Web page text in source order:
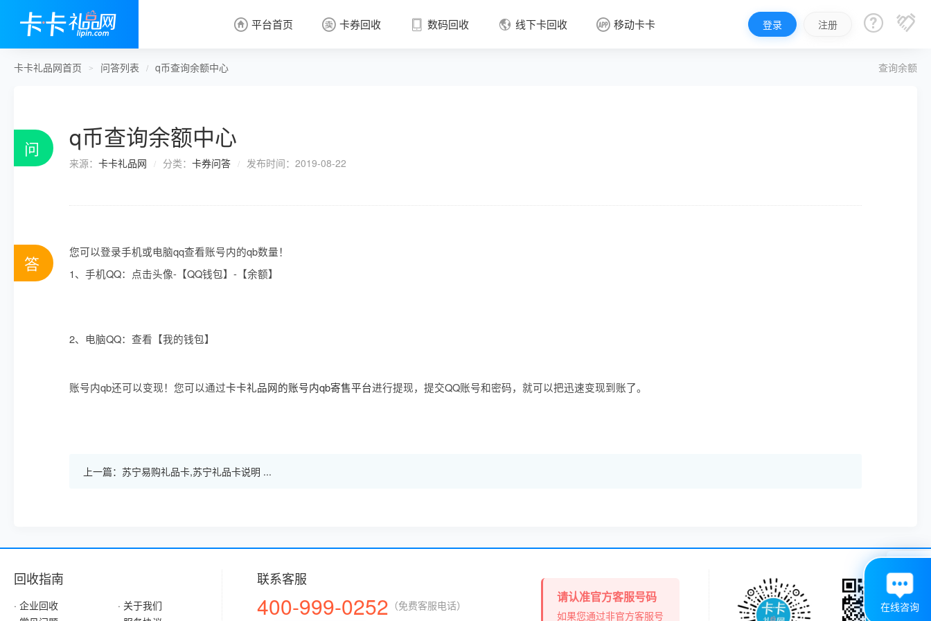
 平台首页  卡券回收  数码回收  线下卡回收  移动卡卡 登录 注册  
查询余额
卡卡礼品网首页 > 问答列表 / q币查询余额中心
问 q币查询余额中心
来源： 卡卡礼品网 / 分类： 卡券问答 / 发布时间：2019-08-22
答
您可以登录手机或电脑qq查看账号内的qb数量！
1、手机QQ：点击头像-【QQ钱包】-【余额】
2、电脑QQ：查看【我的钱包】
账号内qb还可以变现！您可以通过卡卡礼品网的账号内qb寄售平台进行提现，提交QQ账号和密码，就可以把迅速变现到账了。
上一篇：苏宁易购礼品卡,苏宁礼品卡说明 ...
回收指南
· 企业回收
· 关于我们
联系客服
400-999-0252 （免费客服电话）
请认准官方客服号码
如果您通过非官方客服号

在线咨询